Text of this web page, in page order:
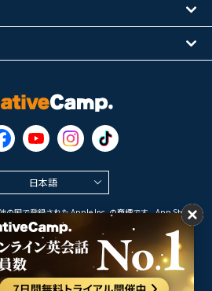
日本語
の国で登録された Apple Inc. の商標です。App Store は
のサービスマークです。
は Google LLC の商標です。
© 2026 オンライン英会話
キャンプ All Rights Reserved.